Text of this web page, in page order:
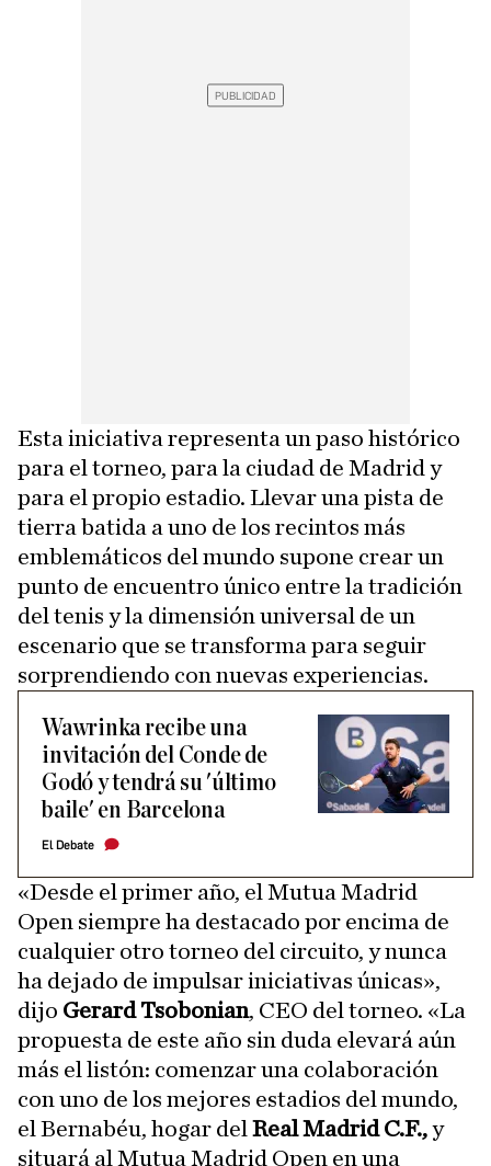
Esta iniciativa representa un paso histórico
para el torneo, para la ciudad de Madrid y
para el propio estadio. Llevar una pista de
tierra batida a uno de los recintos más
emblemáticos del mundo supone crear un
punto de encuentro único entre la tradición
del tenis y la dimensión universal de un
escenario que se transforma para seguir
sorprendiendo con nuevas experiencias.
Wawrinka recibe una
invitación del Conde de
Godó y tendrá su 'último
baile' en Barcelona
El Debate
«Desde el primer año, el Mutua Madrid
Open siempre ha destacado por encima de
cualquier otro torneo del circuito, y nunca
ha dejado de impulsar iniciativas únicas»,
dijo Gerard Tsobonian, CEO del torneo. «La
propuesta de este año sin duda elevará aún
más el listón: comenzar una colaboración
con uno de los mejores estadios del mundo,
el Bernabéu, hogar del Real Madrid C.F.,y
situará al Mutua Madrid Open en una